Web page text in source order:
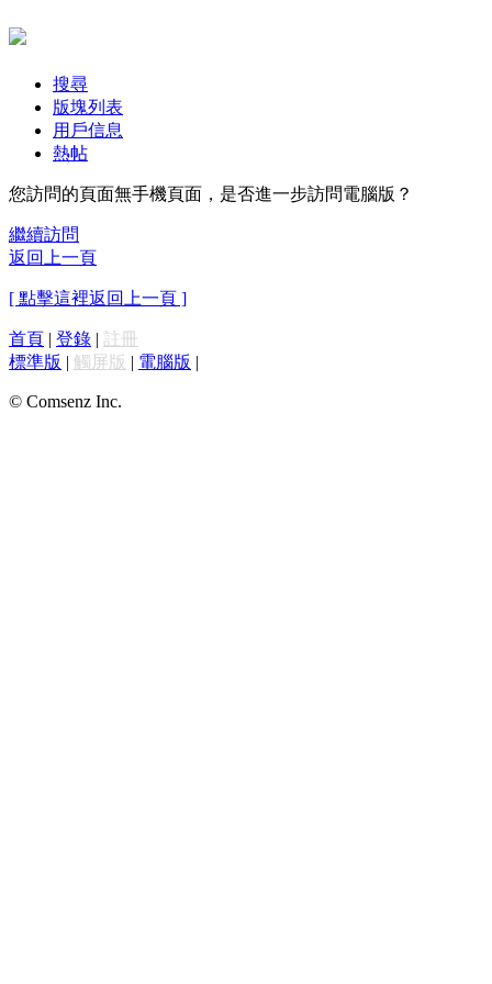
搜尋
版塊列表
用戶信息
熱帖
您訪問的頁面無手機頁面，是否進一步訪問電腦版？
繼續訪問
返回上一頁
[ 點擊這裡返回上一頁 ]
首頁 | 登錄 | 註冊
標準版 | 觸屏版 | 電腦版 |
© Comsenz Inc.